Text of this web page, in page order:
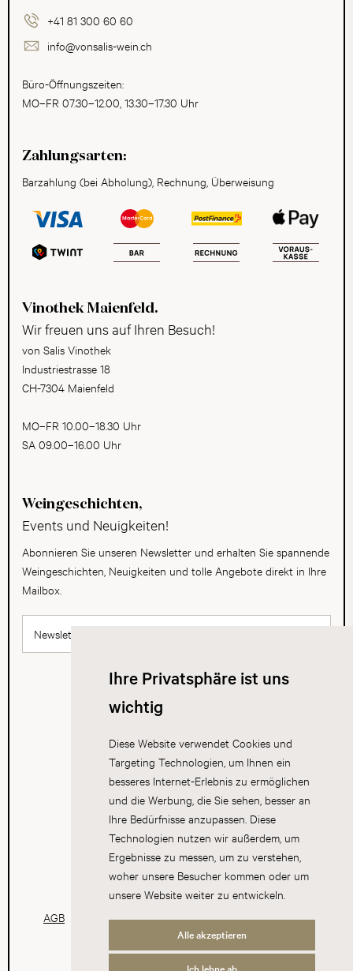
Ihre Privatsphäre ist uns
wichtig
Diese Website verwendet Cookies und
Targeting Technologien, um Ihnen ein
besseres Internet-Erlebnis zu ermöglichen
und die Werbung, die Sie sehen, besser an
Ihre Bedürfnisse anzupassen. Diese
Technologien nutzen wir außerdem, um
Ergebnisse zu messen, um zu verstehen,
woher unsere Besucher kommen oder um
unsere Website weiter zu entwickeln.
Alle akzeptieren
+41 81 300 60 60
info@vonsalis-wein.ch
Büro-Öffnungszeiten:
MO–FR 07.30–12.00, 13.30–17.30 Uhr
Zahlungsarten:
Barzahlung (bei Abholung), Rechnung, Überweisung
Vinothek Maienfeld.
Wir freuen uns auf Ihren Besuch!
von Salis Vinothek
Industriestrasse 18
CH-7304 Maienfeld
MO–FR 10.00–18.30 Uhr
SA 09.00–16.00 Uhr
Weingeschichten,
Events und Neuigkeiten!
Abonnieren Sie unseren Newsletter und erhalten Sie spannende
Weingeschichten, Neuigkeiten und tolle Angebote direkt in Ihre
Mailbox.
Newsletter abonnieren
AGB Datenschutz Impressum Cookies